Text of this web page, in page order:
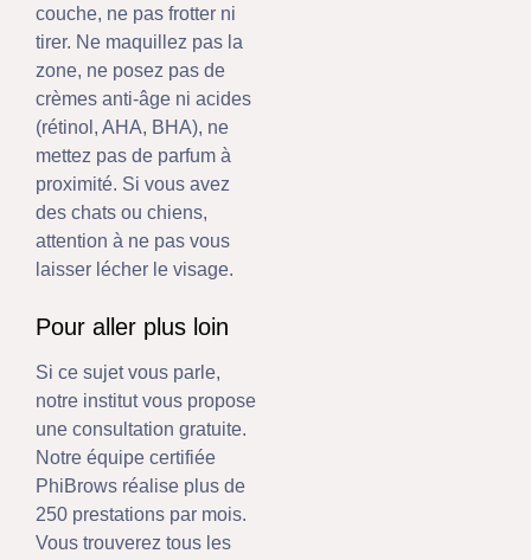
couche, ne pas frotter ni
tirer. Ne maquillez pas la
zone, ne posez pas de
crèmes anti-âge ni acides
(rétinol, AHA, BHA), ne
mettez pas de parfum à
proximité. Si vous avez
des chats ou chiens,
attention à ne pas vous
laisser lécher le visage.
Pour aller plus loin
Si ce sujet vous parle,
notre institut vous propose
une consultation gratuite.
Notre équipe certifiée
PhiBrows réalise plus de
250 prestations par mois.
Vous trouverez tous les